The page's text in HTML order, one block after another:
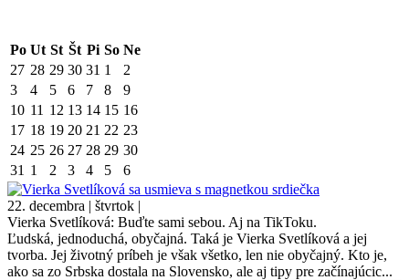
Po Ut St Št Pi So Ne
27 28 29 30 31 1
2
3
4 5 6 7 8
9
10 11 12 13 14 15 16
17 18 19 20 21 22 23
24 25 26 27 28 29 30
31 1 2 3 4 5 6
22. decembra | štvrtok |
Vierka Svetlíková: Buďte sami sebou. Aj na TikToku.
Ľudská, jednoduchá, obyčajná. Taká je Vierka Svetlíková a jej
tvorba. Jej životný príbeh je však všetko, len nie obyčajný. Kto je,
ako sa zo Srbska dostala na Slovensko, ale aj tipy pre začínajúcic...